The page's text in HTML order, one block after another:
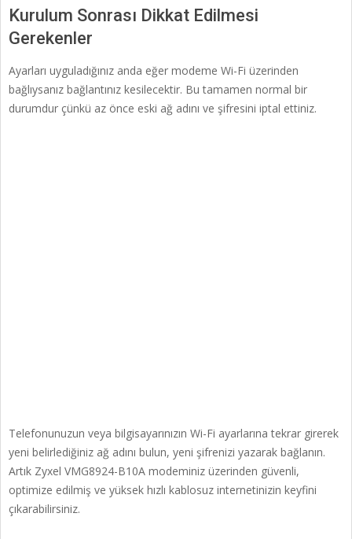
Kurulum Sonrası Dikkat Edilmesi
Gerekenler
Ayarları uyguladığınız anda eğer modeme Wi-Fi üzerinden
bağlıysanız bağlantınız kesilecektir. Bu tamamen normal bir
durumdur çünkü az önce eski ağ adını ve şifresini iptal ettiniz.
Telefonunuzun veya bilgisayarınızın Wi-Fi ayarlarına tekrar girerek
yeni belirlediğiniz ağ adını bulun, yeni şifrenizi yazarak bağlanın.
Artık Zyxel VMG8924-B10A modeminiz üzerinden güvenli,
optimize edilmiş ve yüksek hızlı kablosuz internetinizin keyfini
çıkarabilirsiniz.